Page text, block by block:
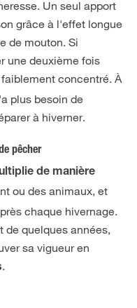
Un seul apport
grâce à l'effet longue
de mouton. Si
une deuxième fois
concentré. À
plus besoin de
à hiverner.
pêcher
de manière
ou des animaux, et
chaque hivernage.
de quelques années,
sa vigueur en
.